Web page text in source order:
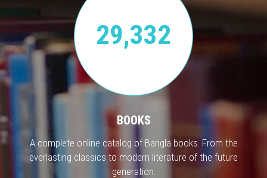
29,332
BOOKS
A complete online catalog of Bangla books. From the
everlasting classics to modern literature of the future
generation.